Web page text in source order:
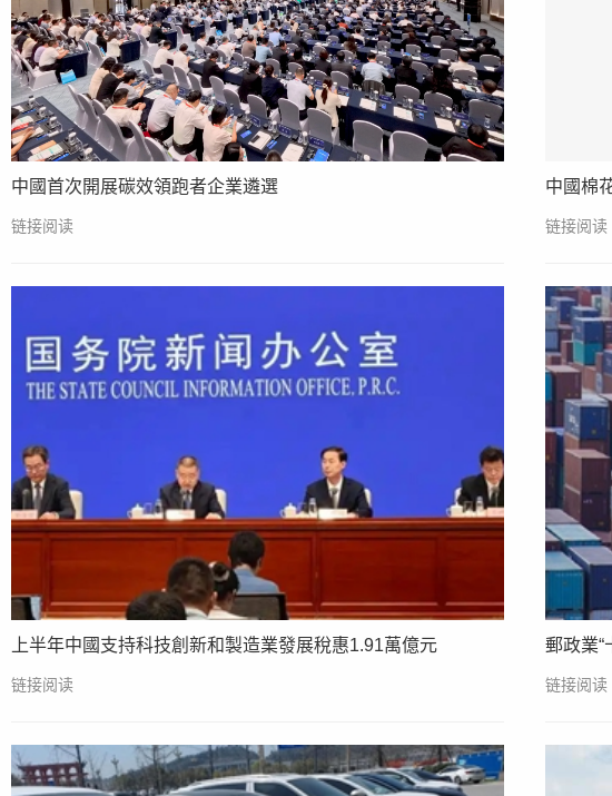
中國首次開展碳效領跑者企業遴選
链接阅读
中國棉
链接阅读
上半年中國支持科技創新和製造業發展稅惠1.91萬億元
链接阅读
郵政業“
链接阅读